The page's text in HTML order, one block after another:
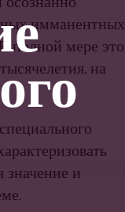
имманентных
полной мере это
на
и